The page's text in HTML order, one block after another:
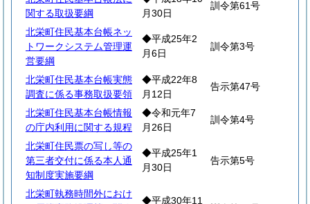
関する取扱要綱
月30日
訓令第61号
北栄町住民基本台帳ネッ
トワークシステム管理運
営要綱
◆平成25年2
月6日
訓令第3号
北栄町住民基本台帳実態
調査に係る事務取扱要領
◆平成22年8
月12日
告示第47号
北栄町住民基本台帳情報
の庁内利用に関する規程
◆令和元年7
月26日
訓令第4号
北栄町住民票の写し等の
第三者交付に係る本人通
知制度実施要綱
◆平成25年1
月30日
告示第5号
北栄町執務時間外におけ
◆平成30年11